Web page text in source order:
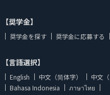
【奨学金】
奨学金を探す 奨学金に応募する
【言語選択】
English 中文（简体字） 中文（
Bahasa Indonesia
ภาษาไทย